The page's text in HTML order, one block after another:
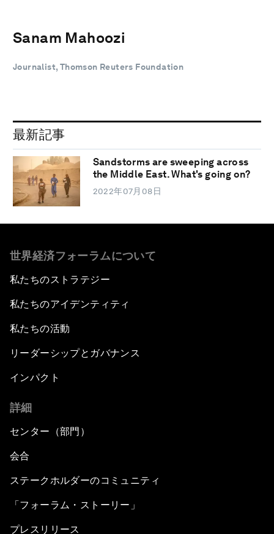
Sanam Mahoozi
Journalist, Thomson Reuters Foundation
最新記事
Sandstorms are sweeping across
the Middle East. What's going on?
2022年07月08日
世界経済フォーラムについて
私たちのストラテジー
私たちのアイデンティティ
私たちの活動
リーダーシップとガバナンス
インパクト
詳細
センター（部門）
会合
ステークホルダーのコミュニティ
「フォーラム・ストーリー」
プレスリリース